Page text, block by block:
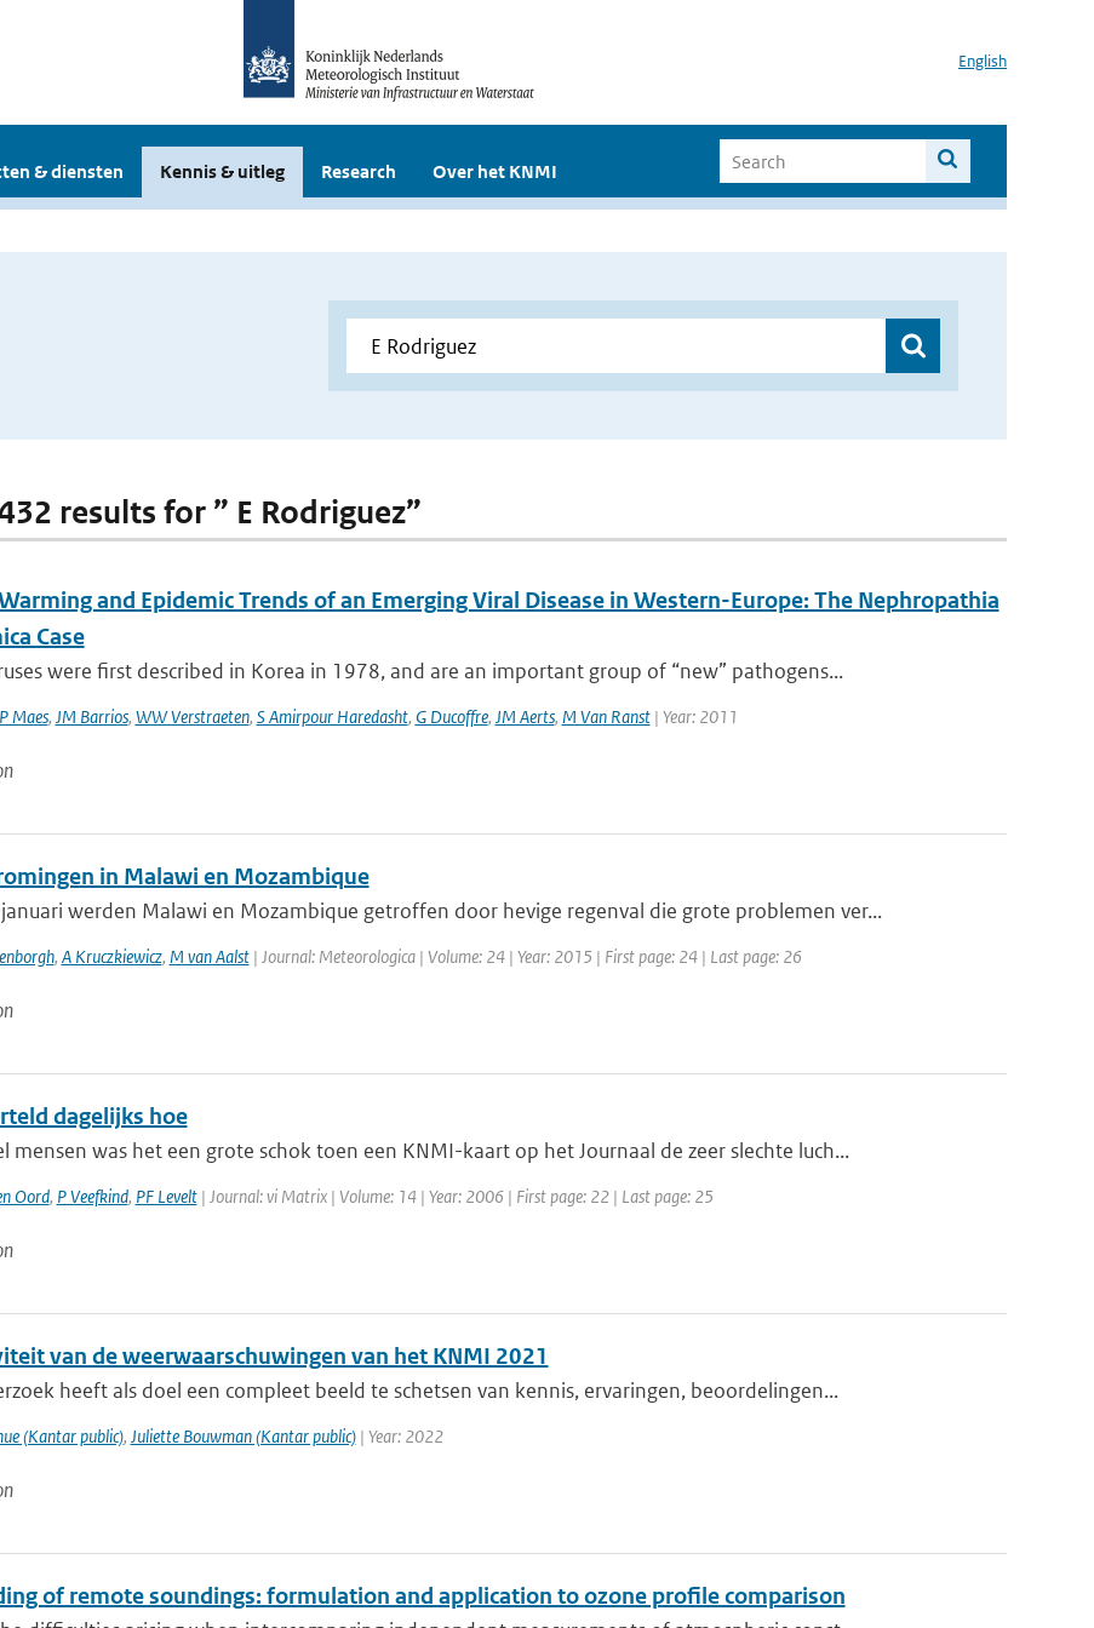
English
& diensten Kennis & uitleg Research Over het KNMI
results for ” E Rodriguez”
and Epidemic Trends of an Emerging Viral Disease in Western-Europe: The Nephropathia
Case
were first described in Korea in 1978, and are an important group of “new” pathogens...
P Maes, JM Barrios, WW Verstraeten, S Amirpour Haredasht, G Ducoffre, JM Aerts, M Van Ranst| Year: 2011
in Malawi en Mozambique
werden Malawi en Mozambique getroffen door hevige regenval die grote problemen ver...
, A Kruczkiewicz, M van Aalst| Journal: Meteorologica | Volume: 24 | Year: 2015 | First page: 24 | Last page: 26
dagelijks hoe
mensen was het een grote schok toen een KNMI-kaart op het Journaal de zeer slechte luch...
Oord, P Veefkind, PF Levelt| Journal: vi Matrix | Volume: 14 | Year: 2006 | First page: 22 | Last page: 25
van de weerwaarschuwingen van het KNMI 2021
heeft als doel een compleet beeld te schetsen van kennis, ervaringen, beoordelingen...
(Kantar public), Juliette Bouwman (Kantar public)| Year: 2022
of remote soundings: formulation and application to ozone profile comparison